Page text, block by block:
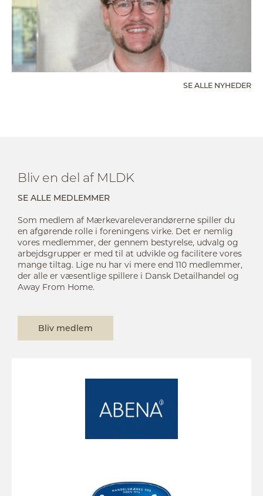
SE ALLE NYHEDER
Bliv en del af MLDK
SE ALLE MEDLEMMER
Som medlem af Mærkevareleverandørerne spiller du
en afgørende rolle i foreningens virke. Det er nemlig
vores medlemmer, der gennem bestyrelse, udvalg og
arbejdsgrupper er med til at udvikle og facilitere vores
mange tiltag. Lige nu har vi mere end 110 medlemmer,
der alle er væsentlige spillere i Dansk Detailhandel og
Away From Home.
Bliv medlem